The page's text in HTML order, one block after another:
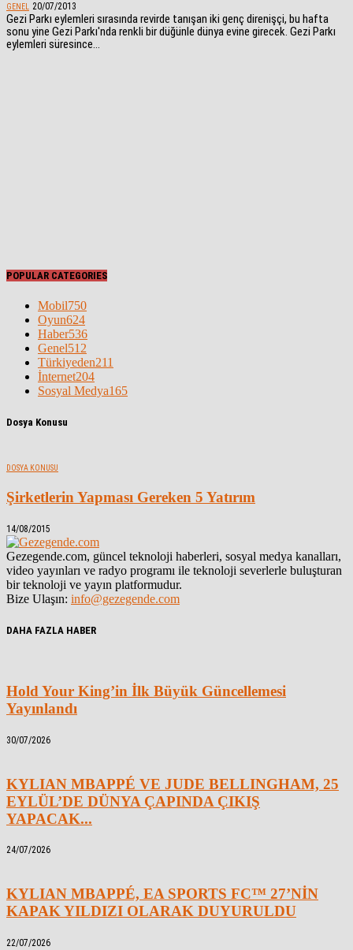
GENEL 20/07/2013
Gezi Parkı eylemleri sırasında revirde tanışan iki genç direnişçi, bu hafta
sonu yine Gezi Parkı'nda renkli bir düğünle dünya evine girecek. Gezi Parkı
eylemleri süresince...
POPULAR CATEGORIES
Mobil750
Oyun624
Haber536
Genel512
Türkiyeden211
İnternet204
Sosyal Medya165
Dosya Konusu
DOSYA KONUSU
Şirketlerin Yapması Gereken 5 Yatırım
14/08/2015
Gezegende.com, güncel teknoloji haberleri, sosyal medya kanalları,
video yayınları ve radyo programı ile teknoloji severlerle buluşturan
bir teknoloji ve yayın platformudur.
Bize Ulaşın: info@gezegende.com
DAHA FAZLA HABER
Hold Your King’in İlk Büyük Güncellemesi
Yayınlandı
30/07/2026
KYLIAN MBAPPÉ VE JUDE BELLINGHAM, 25
EYLÜL’DE DÜNYA ÇAPINDA ÇIKIŞ
YAPACAK...
24/07/2026
KYLIAN MBAPPÉ, EA SPORTS FC™ 27’NİN
KAPAK YILDIZI OLARAK DUYURULDU
22/07/2026